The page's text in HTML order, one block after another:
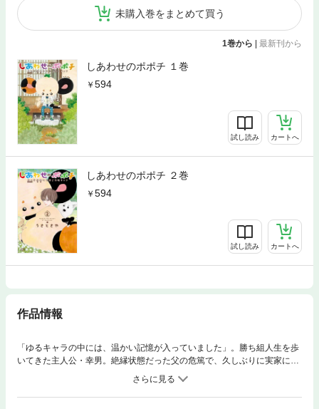
未購入巻をまとめて買う
1巻から | 最新刊から
しあわせのポポチ １巻
594
試し読み カートへ
しあわせのポポチ ２巻
594
試し読み カートへ
作品情報
「ゆるキャラの中には、温かい記憶が入っていました」。勝ち組人生を歩
いてきた主人公・幸男。絶縁状態だった父の危篤で、久しぶりに実家に戻
った幸男はそこでかつて夢で見た不思議な生き物、ポポチの着ぐるみを発
見する。父と素顔で会いづらい幸男は着ぐるみを来て病院へと向かう
が…。ゆるキャラを通じて繋がる父子の想い、失われた時間が少しずつ紡